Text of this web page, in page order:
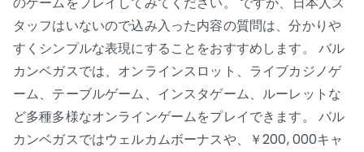
タッフはいないので込み入った内容の質問は、分かりや
すくシンプルな表現にすることをおすすめします。 バル
カンベガスでは、オンラインスロット、ライブカジノゲ
ーム、テーブルゲーム、インスタゲーム、ルーレットな
ど多種多様なオンラインゲームをプレイできます。 バル
カンベガスではウェルカムボーナスや、￥200, 000キャ